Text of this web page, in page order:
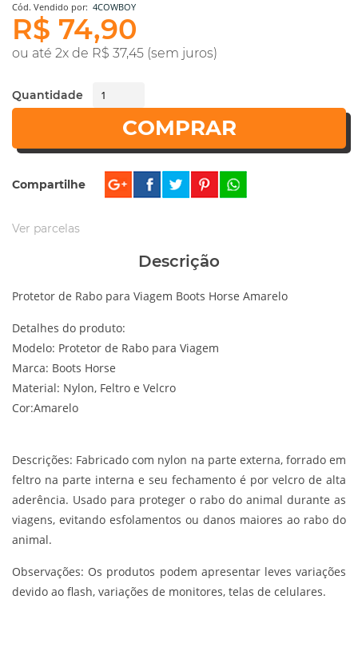
Cód. Vendido por: 4COWBOY
R$ 74,90
ou até 2x de R$ 37,45 (sem juros)
Quantidade
COMPRAR
Compartilhe
Ver parcelas
Descrição
Protetor de Rabo para Viagem Boots Horse Amarelo
Detalhes do produto:
Modelo: Protetor de Rabo para Viagem
Marca: Boots Horse
Material: Nylon, Feltro e Velcro
Cor:Amarelo
Descrições: Fabricado com nylon na parte externa, forrado em
feltro na parte interna e seu fechamento é por velcro de alta
aderência. Usado para proteger o rabo do animal durante as
viagens, evitando esfolamentos ou danos maiores ao rabo do
animal.
Observações: Os produtos podem apresentar leves variações
devido ao flash, variações de monitores, telas de celulares.